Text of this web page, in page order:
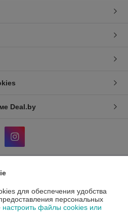
Deal.by
ИП Гавриленко Светлана
для обеспечения удобства
персональных
файлы cookies или